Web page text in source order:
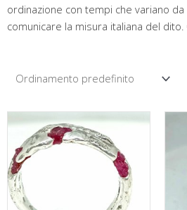
ordinazione con tempi che variano
comunicare la misura italiana del dito.